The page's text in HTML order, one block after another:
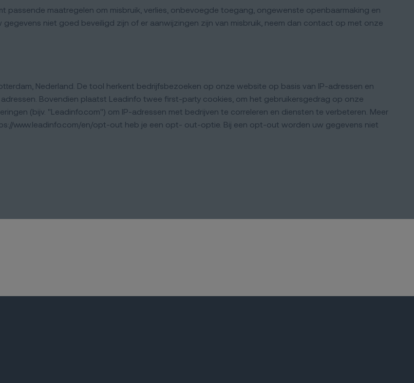
passende maatregelen om misbruik, verlies, onbevoegde toegang, ongewenste openbaarmaking en
niet goed beveiligd zijn of er aanwijzingen zijn van misbruik, neem dan contact op met onze
Nederland. De tool herkent bedrijfsbezoeken op onze website op basis van IP-adressen en
Bovendien plaatst Leadinfo twee first-party cookies, om het gebruikersgedrag op onze
(bijv. "Leadinfo.com") om IP-adressen met bedrijven te correleren en diensten te verbeteren. Meer
www.leadinfo.com/en/opt-out heb je een opt- out-optie. Bij een opt-out worden uw gegevens niet